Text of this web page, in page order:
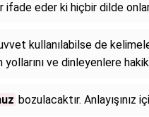
eder ki hiçbir dilde
kullanılabilse de
yollarını ve dinleyenlere
bozulacaktır. Anlayışınız